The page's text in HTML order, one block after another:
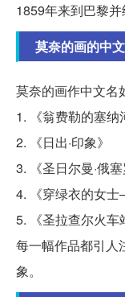
1859年来到巴黎并
莫奈的画的中
莫奈的画作中文名
1. 《翁费勒的塞纳
2. 《日出·印象》
3. 《圣日尔曼·俄塞
4. 《穿绿衣的女
5. 《圣拉查尔火车
每一幅作品都引人
象。